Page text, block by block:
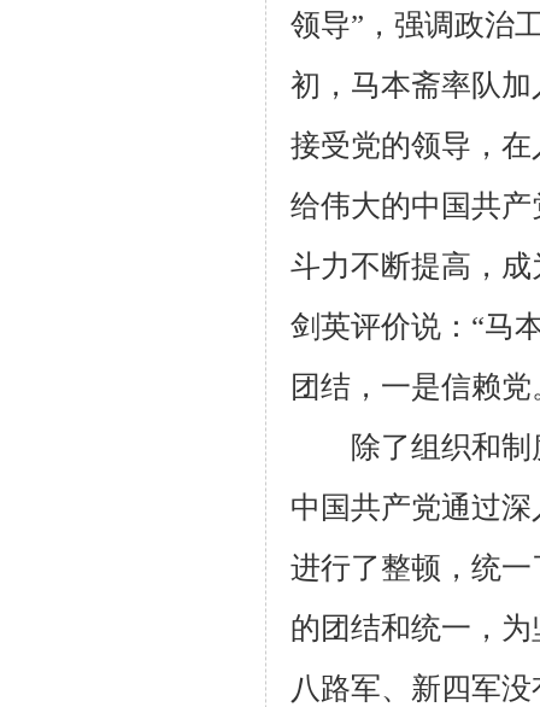
领导”，强调政治
初，马本斋率队
接受党的领导，
给伟大的中国共
斗力不断提高，
剑英评价说：“马
团结，一是信赖党
除了组织和制
中国共产党通过
进行了整顿，统
的团结和统一，
八路军、新四军